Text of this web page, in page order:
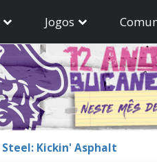
Jogos
Kickin' Asphalt